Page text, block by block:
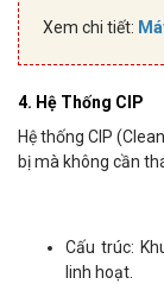
Xem chi tiết:
4. Hệ Thống CIP
Hệ thống CIP
bị mà không cần
Cấu trúc:
linh hoạt.